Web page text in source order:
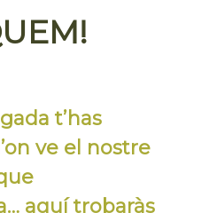
t’has
ve el nostre
aquí trobaràs